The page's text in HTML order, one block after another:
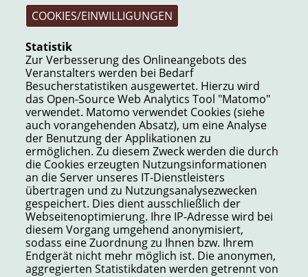
COOKIES/EINWILLIGUNGEN
Statistik
Zur Verbesserung des Onlineangebots des
Veranstalters werden bei Bedarf
Besucherstatistiken ausgewertet. Hierzu wird
das Open-Source Web Analytics Tool "Matomo"
verwendet. Matomo verwendet Cookies (siehe
auch vorangehenden Absatz), um eine Analyse
der Benutzung der Applikationen zu
ermöglichen. Zu diesem Zweck werden die durch
die Cookies erzeugten Nutzungsinformationen
an die Server unseres IT-Dienstleisters
übertragen und zu Nutzungsanalysezwecken
gespeichert. Dies dient ausschließlich der
Webseitenoptimierung. Ihre IP-Adresse wird bei
diesem Vorgang umgehend anonymisiert,
sodass eine Zuordnung zu Ihnen bzw. Ihrem
Endgerät nicht mehr möglich ist. Die anonymen,
aggregierten Statistikdaten werden getrennt von